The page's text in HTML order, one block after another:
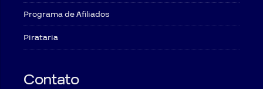
Programa de Afiliados
Pirataria
Contato